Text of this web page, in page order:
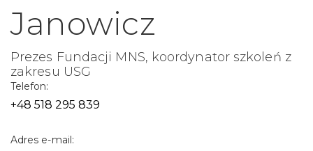
Janowicz
Prezes Fundacji MNS, koordynator szkoleń z
zakresu USG
Telefon:
+48 518 295 839
Adres e-mail: